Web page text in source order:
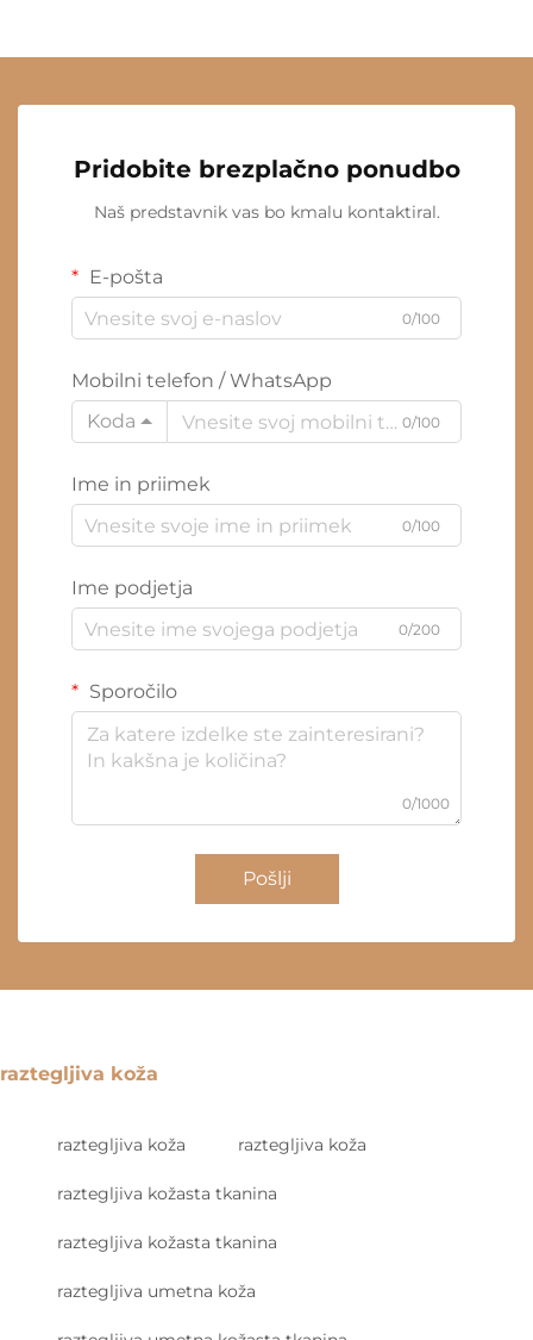
Pridobite brezplačno ponudbo
Naš predstavnik vas bo kmalu kontaktiral.
E-pošta
0/100
Mobilni telefon / WhatsApp
Koda
0/100
Ime in priimek
0/100
Ime podjetja
0/200
Sporočilo
0/1000
Pošlji
raztegljiva koža
raztegljiva koža raztegljiva koža
raztegljiva kožasta tkanina
raztegljiva kožasta tkanina
raztegljiva umetna koža